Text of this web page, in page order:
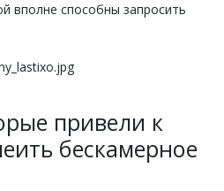
вполне способны запросить
привели к
бескамерное